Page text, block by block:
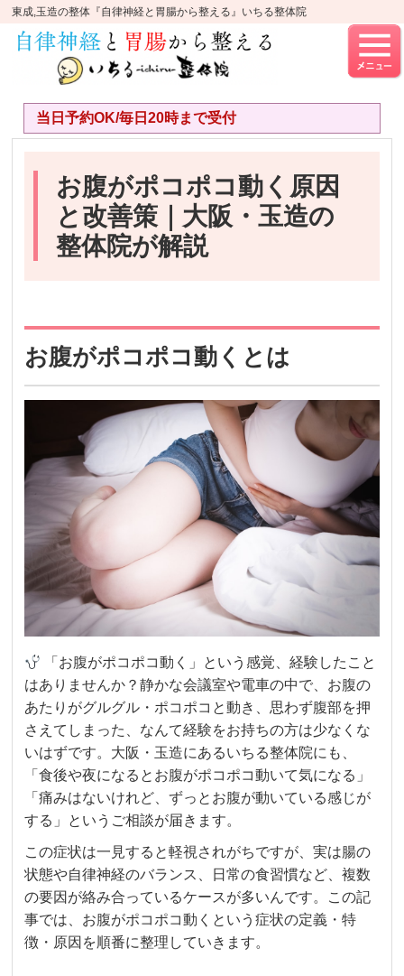
東成,玉造の整体『自律神経と胃腸から整える』いちる整体院
当日予約OK/毎日20時まで受付
お腹がポコポコ動く原因
と改善策｜大阪・玉造の
整体院が解説
お腹がポコポコ動くとは
「お腹がポコポコ動く」という感覚、経験したこと
はありませんか？静かな会議室や電車の中で、お腹の
あたりがグルグル・ポコポコと動き、思わず腹部を押
さえてしまった、なんて経験をお持ちの方は少なくな
いはずです。大阪・玉造にあるいちる整体院にも、
「食後や夜になるとお腹がポコポコ動いて気になる」
「痛みはないけれど、ずっとお腹が動いている感じが
する」というご相談が届きます。
この症状は一見すると軽視されがちですが、実は腸の
状態や自律神経のバランス、日常の食習慣など、複数
の要因が絡み合っているケースが多いんです。この記
事では、お腹がポコポコ動くという症状の定義・特
徴・原因を順番に整理していきます。